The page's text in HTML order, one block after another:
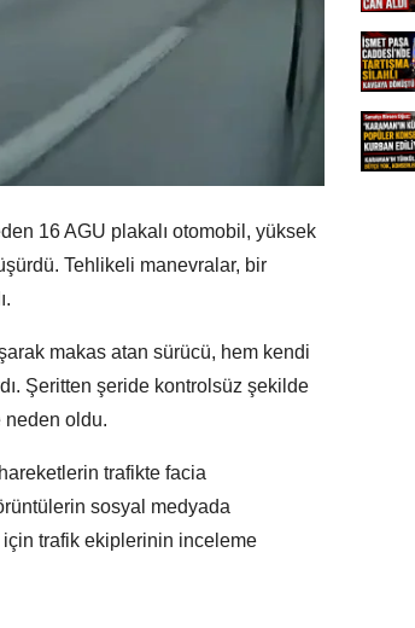
16 AGU plakalı otomobil, yüksek
Tehlikeli manevralar, bir
makas atan sürücü, hem kendi
Şeritten şeride kontrolsüz şekilde
oldu.
trafikte facia
sosyal medyada
için trafik ekiplerinin inceleme